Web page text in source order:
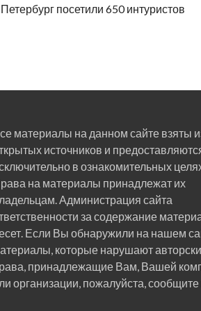
Петербург посетили 650 интуристов
материалы на данном сайте взяты
источников и
в ознакомительных
на материалы принадлежат их
Администрация сайта
за содержание
Если Вы обнаружили на нашем
которые нарушают
принадлежащие Вам, Вашей
организации, пожалуйста,